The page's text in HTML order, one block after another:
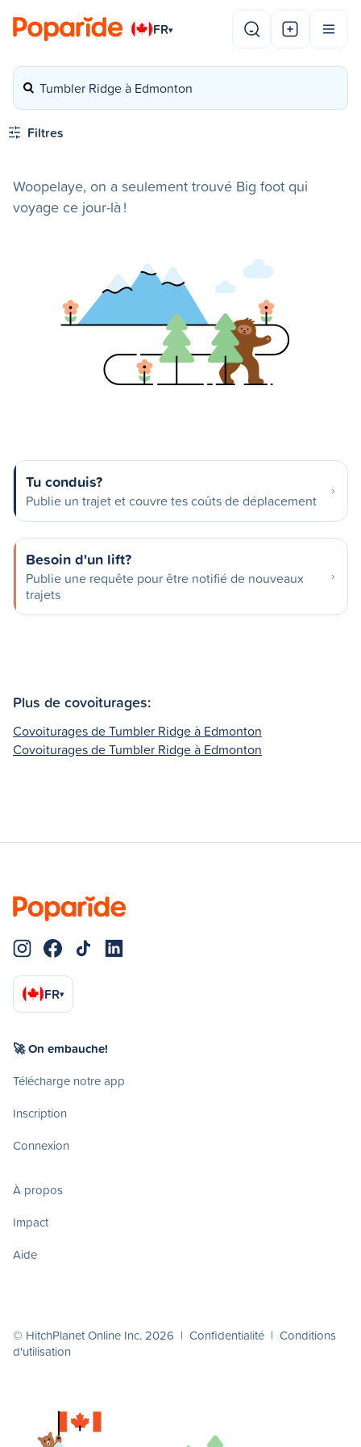
FR▾
Tumbler Ridge à Edmonton
Filtres
Woopelaye, on a seulement trouvé Big foot qui
voyage ce jour-là !
Tu conduis?
Publie un trajet et couvre tes coûts de déplacement
Besoin d'un lift?
Publie une requête pour être notifié de nouveaux
trajets
Plus de covoiturages:
Covoiturages de Tumbler Ridge à Edmonton
Covoiturages de Tumbler Ridge à Edmonton
FR▾
🚀 On embauche!
Télécharge notre app
Inscription
Connexion
À propos
Impact
Aide
© HitchPlanet Online Inc. 2026 | Confidentialité | Conditions
d'utilisation